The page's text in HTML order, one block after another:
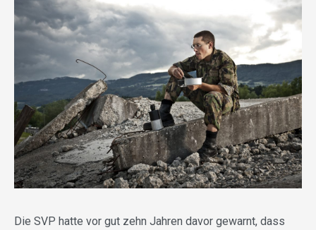
Die SVP hatte vor gut zehn Jahren davor gewarnt, dass